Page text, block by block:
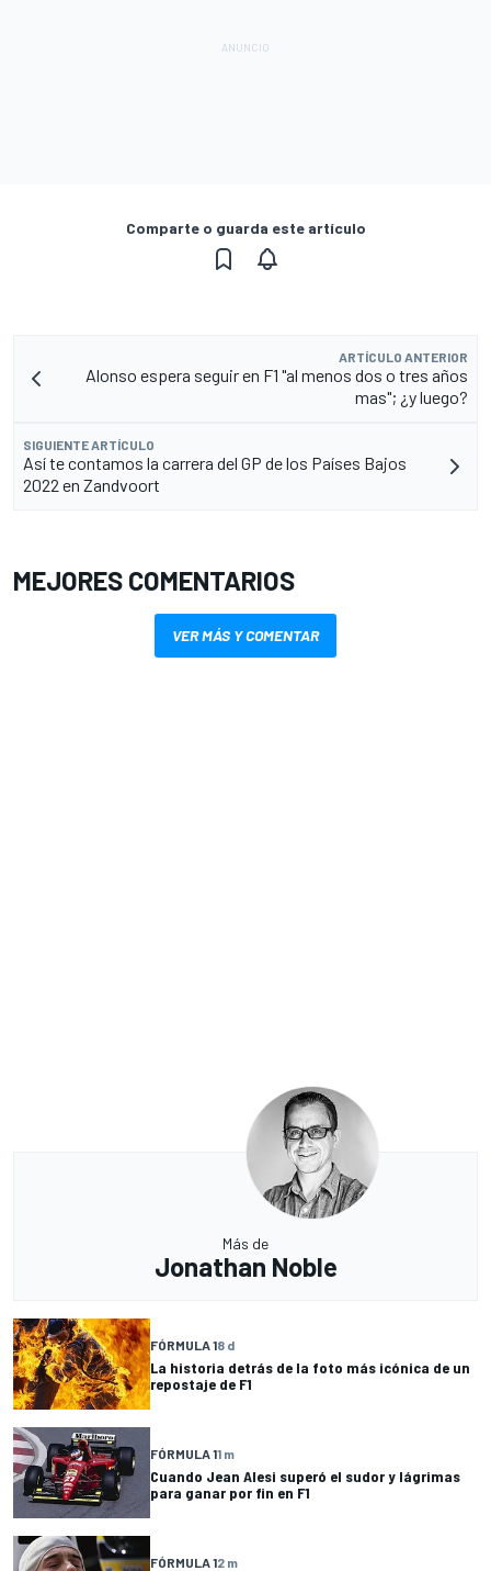
Comparte o guarda este artículo
ARTÍCULO ANTERIOR
Alonso espera seguir en F1 "al menos dos o tres años
mas"; ¿y luego?
SIGUIENTE ARTÍCULO
Así te contamos la carrera del GP de los Países Bajos
2022 en Zandvoort
MEJORES COMENTARIOS
VER MÁS Y COMENTAR
Más de
Jonathan Noble
FÓRMULA 18 d
La historia detrás de la foto más icónica de un
repostaje de F1
FÓRMULA 11 m
Cuando Jean Alesi superó el sudor y lágrimas
para ganar por fin en F1
FÓRMULA 12 m